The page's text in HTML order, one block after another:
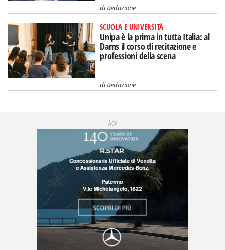
diRedazione
SCUOLA E UNIVERSITÀ
Unipa è la prima in tutta Italia: al
Dams il corso di recitazione e
professioni della scena
diRedazione
Adv